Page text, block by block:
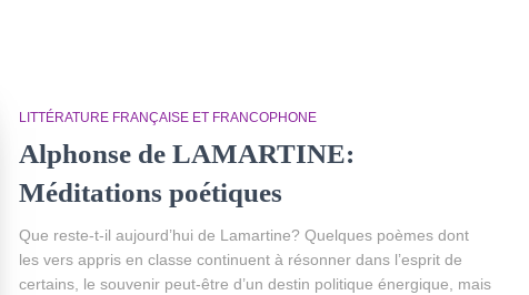
LITTÉRATURE FRANÇAISE ET FRANCOPHONE
Alphonse de LAMARTINE:
Méditations poétiques
Que reste-t-il aujourd’hui de Lamartine? Quelques poèmes dont
les vers appris en classe continuent à résonner dans l’esprit de
certains, le souvenir peut-être d’un destin politique énergique, mais